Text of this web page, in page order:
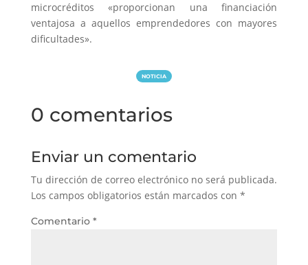
microcréditos «proporcionan una financiación
ventajosa a aquellos emprendedores con mayores
dificultades».
NOTICIA
0 comentarios
Enviar un comentario
Tu dirección de correo electrónico no será publicada.
Los campos obligatorios están marcados con *
Comentario *